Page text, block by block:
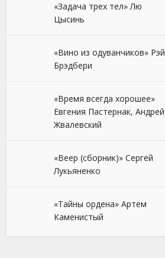
«Задача трех тел» Лю
Цысинь
«Вино из одуванчиков» Рэй
Брэдбери
«Время всегда хорошее»
Евгения Пастернак, Андрей
Жвалевский
«Веер (сборник)» Сергей
Лукьяненко
«Тайны ордена» Артем
Каменистый